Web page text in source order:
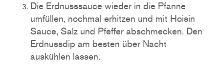
Die Erdnusssauce wieder in die Pfanne
umfüllen, nochmal erhitzen und mit Hoisin
Sauce, Salz und Pfeffer abschmecken. Den
Erdnussdip am besten über Nacht
auskühlen lassen.